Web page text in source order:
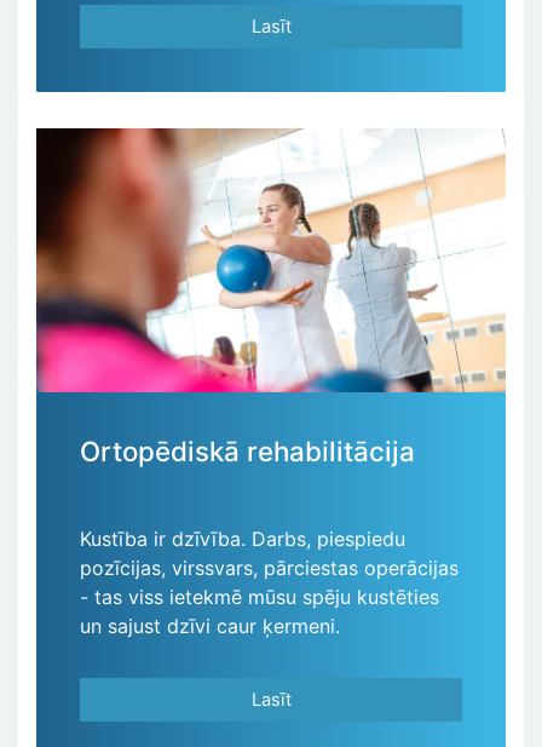
Lasīt
Ortopēdiskā rehabilitācija
Kustība ir dzīvība. Darbs, piespiedu
pozīcijas, virssvars, pārciestas operācijas
- tas viss ietekmē mūsu spēju kustēties
un sajust dzīvi caur ķermeni.
Lasīt